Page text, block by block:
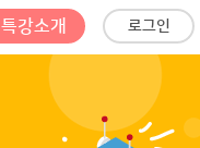
특강소개 로그인